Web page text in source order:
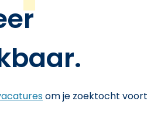
om je zoektocht voort